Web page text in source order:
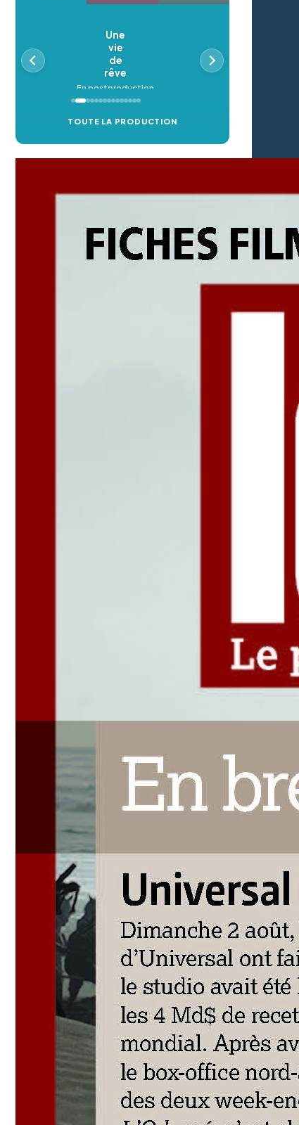
Une
vie
de
rêve
En postproduction
TOUTE LA PRODUCTION